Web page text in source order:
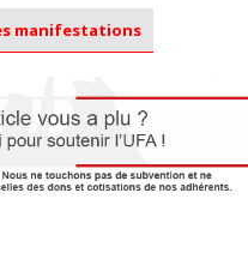
manifestations